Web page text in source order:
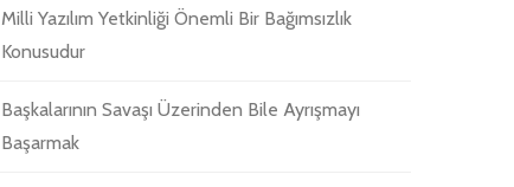
Milli Yazılım Yetkinliği Önemli Bir Bağımsızlık
Konusudur
Başkalarının Savaşı Üzerinden Bile Ayrışmayı
Başarmak